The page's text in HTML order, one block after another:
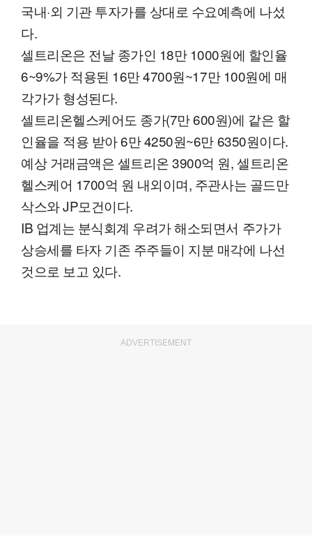
국내·외 기관 투자가를 상대로 수요예측에 나섰
다.
셀트리온은 전날 종가인 18만 1000원에 할인율
6~9%가 적용된 16만 4700원~17만 100원에 매
각가가 형성된다.
셀트리온헬스케어도 종가(7만 600원)에 같은 할
인율을 적용 받아 6만 4250원~6만 6350원이다.
예상 거래금액은 셀트리온 3900억 원, 셀트리온
헬스케어 1700억 원 내외이며, 주관사는 골드만
삭스와 JP모건이다.
IB 업계는 분식회계 우려가 해소되면서 주가가
상승세를 타자 기존 주주들이 지분 매각에 나선
것으로 보고 있다.
ADVERTISEMENT